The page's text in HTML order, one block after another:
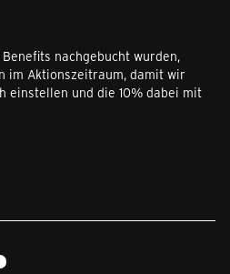
nachgebucht wurden,
im Aktionszeitraum, damit wir
einstellen und die 10% dabei mit